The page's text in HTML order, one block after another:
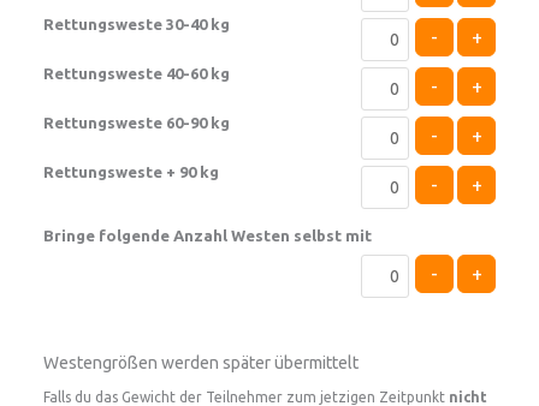
Rettungsweste 30-40 kg
- +
Rettungsweste 40-60 kg
- +
Rettungsweste 60-90 kg
- +
Rettungsweste + 90 kg
- +
Bringe folgende Anzahl Westen selbst mit
- +
Westengrößen werden später übermittelt
Falls du das Gewicht der Teilnehmer zum jetzigen Zeitpunkt nicht